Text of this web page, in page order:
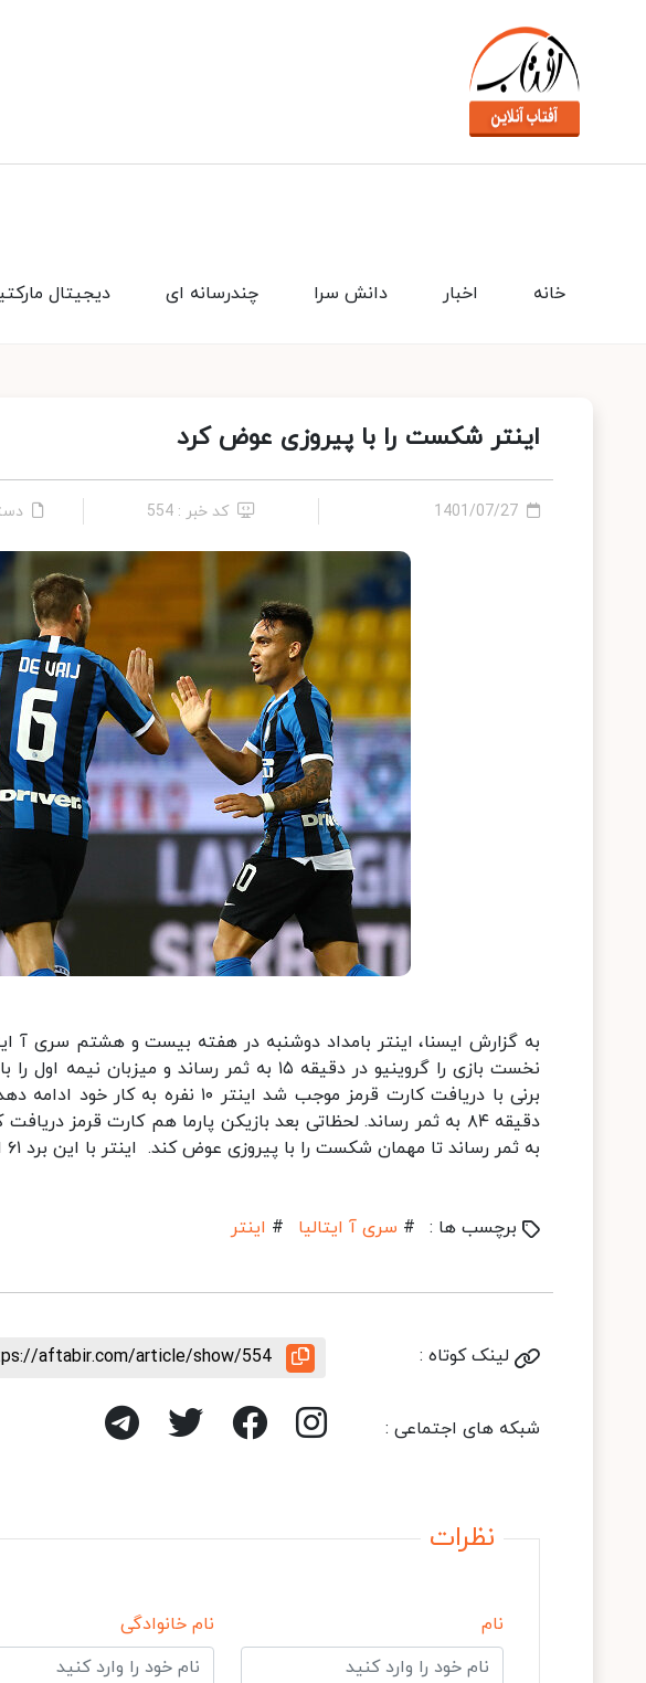
دیجیتال چندرسانه ای دانش سرا اخبار خانه
اینتر شکست را با پیروزی عوض کرد
1401/07/27 کد خبر : 554
برنی با دریافت کارت قرمز موجب شد
به ثمر رساند تا مهمان شکست را با پیروزی عوض کند. اینتر با این برد ۶۱ امتیازی شد و در جایگاه سوم باقی ماند.
برچسب ها : # سری آ ایتالیا # اینتر
لینک کوتاه : aftabir.com/article/show/554
شبکه های اجتماعی :
نظرات
نام نام خانوادگی